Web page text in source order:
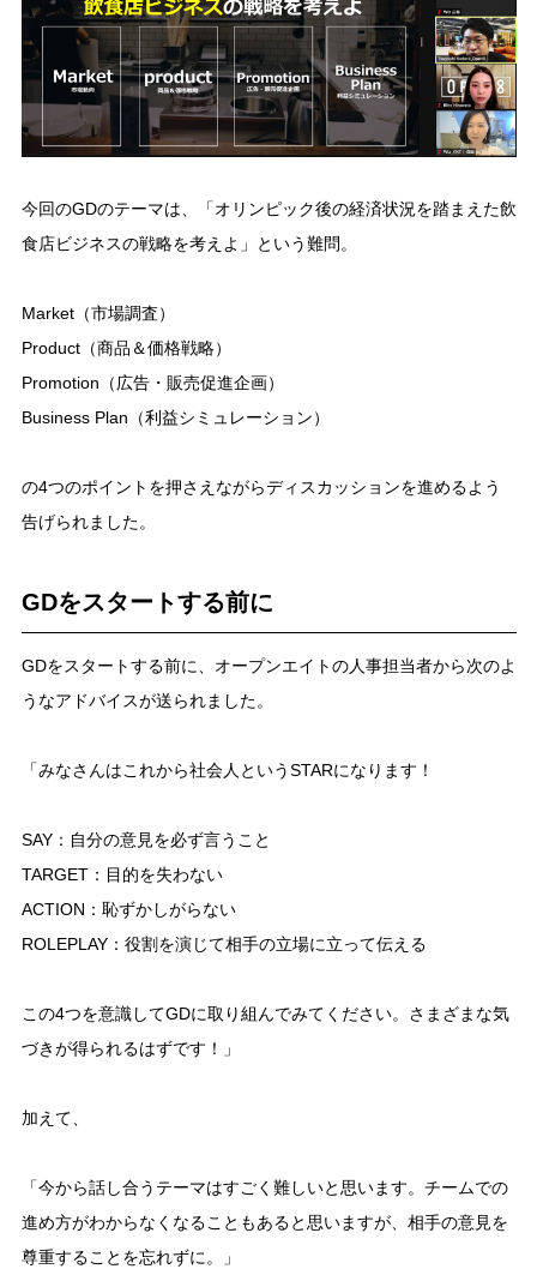
今回のGDのテーマは、「オリンピック後の経済状況を踏まえた飲
食店ビジネスの戦略を考えよ」という難問。
Market（市場調査）
Product（商品＆価格戦略）
Promotion（広告・販売促進企画）
Business Plan（利益シミュレーション）
の4つのポイントを押さえながらディスカッションを進めるよう
告げられました。
GDをスタートする前に
GDをスタートする前に、オープンエイトの人事担当者から次のよ
うなアドバイスが送られました。
「みなさんはこれから社会人というSTARになります！
SAY：自分の意見を必ず言うこと
TARGET：目的を失わない
ACTION：恥ずかしがらない
ROLEPLAY：役割を演じて相手の立場に立って伝える
この4つを意識してGDに取り組んでみてください。さまざまな気
づきが得られるはずです！」
加えて、
「今から話し合うテーマはすごく難しいと思います。チームでの
進め方がわからなくなることもあると思いますが、相手の意見を
尊重することを忘れずに。」